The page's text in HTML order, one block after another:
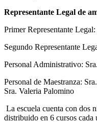
Representante Legal de
Primer Representante
Segundo Representante
Personal Administrativo:
Personal de Maestranza:
Sra. Valeria Palomino
La escuela cuenta con dos
distribuido en 6 cursos